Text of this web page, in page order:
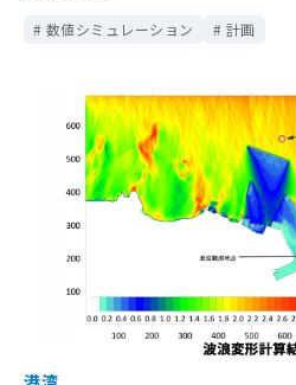
数値シミュレーション 計画